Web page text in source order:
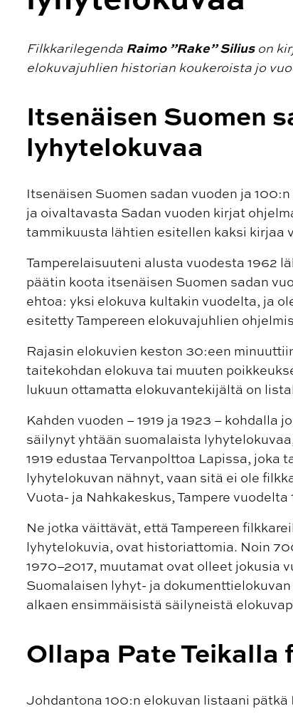
Filkkarilegenda Raimo ”Rake” Siliuson
elokuvajuhlien historian koukeroista jo
Itsenäisen Suomen
lyhytelokuvaa
Itsenäisen Suomen sadan vuoden ja
ja oivaltavasta Sadan vuoden kirjat
tammikuusta lähtien esitellen kaksi kirjaa
Tamperelaisuuteni alusta vuodesta 1962
päätin koota itsenäisen Suomen sadan
ehtoa: yksi elokuva kultakin vuodelta, ja
esitetty Tampereen elokuvajuhlien
Rajasin elokuvien keston 30:een
taitekohdan elokuva tai muuten
lukuun ottamatta elokuvantekijältä on
Kahden vuoden – 1919 ja 1923 – kohdalla
säilynyt yhtään suomalaista
1919 edustaa Tervanpolttoa Lapissa, joka
lyhytelokuvan nähnyt, vaan sitä ei ole
Vuota- ja Nahkakeskus, Tampere vuodelta
Ne jotka väittävät, että Tampereen
lyhytelokuvia, ovat historiattomia. Noin
1970–2017, muutamat ovat olleet jokusia
Suomalaisen lyhyt- ja
alkaen ensimmäisistä säilyneistä
Ollapa Pate Teikalla
Johdantona 100:n elokuvan listaani